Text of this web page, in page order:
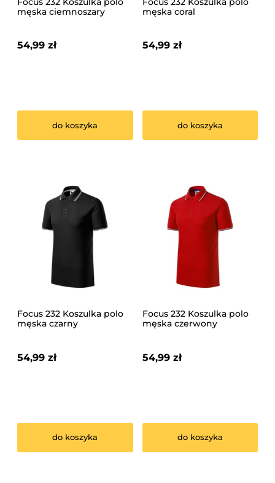
męska ciemnoszary
54,99 zł
do koszyka
męska coral
54,99 zł
do koszyka
Focus 232 Koszulka polo
męska czarny
54,99 zł
do koszyka
Focus 232 Koszulka polo
męska czerwony
54,99 zł
do koszyka